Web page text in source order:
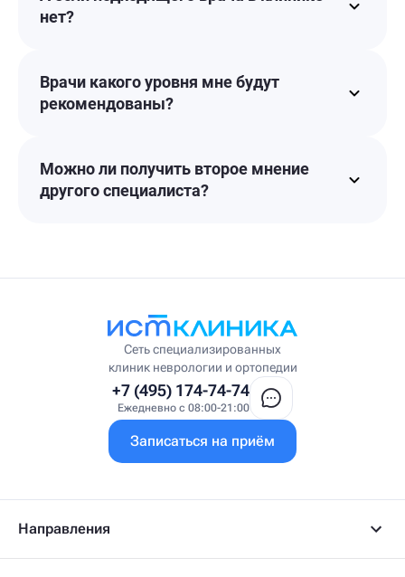
нет?
Врачи какого уровня мне будут
рекомендованы?
Можно ли получить второе мнение
другого специалиста?
Сеть специализированных
клиник неврологии и ортопедии
+7 (495) 174-74-74
Ежедневно с 08:00-21:00
Записаться на приём
Направления